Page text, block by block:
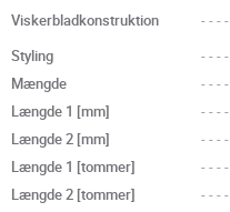
Viskerbladkonstruktion
----
Styling
----
Mængde
----
Længde 1 [mm]
----
Længde 2 [mm]
----
Længde 1 [tommer]
----
Længde 2 [tommer]
----